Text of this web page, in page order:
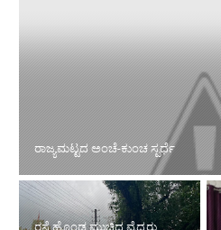
ರಾಜ್ಯಮಟ್ಟದ ಅಂಚೆ-ಕುಂಚ ಸ್ಪರ್ಧೆ
ರಸ್ತೆ ಹೊಂಡ ಮುಚ್ಚಿದ ವೈದ್ಯರು,